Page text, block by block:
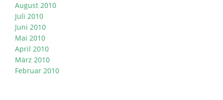
August 2010
Juli 2010
Juni 2010
Mai 2010
April 2010
März 2010
Februar 2010